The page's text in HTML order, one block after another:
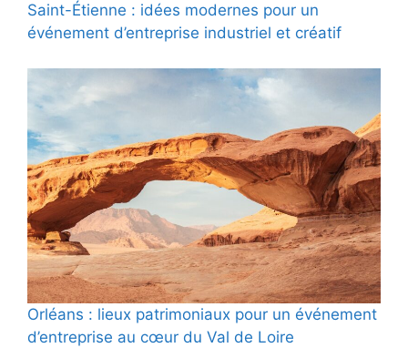
Saint-Étienne : idées modernes pour un
événement d’entreprise industriel et créatif
Orléans : lieux patrimoniaux pour un événement
d’entreprise au cœur du Val de Loire